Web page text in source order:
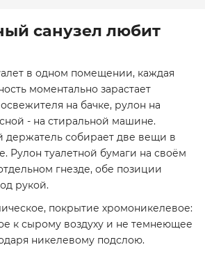
санузел любит
в одном помещении, каждая
моментально зарастает
на бачке, рулон на
- на стиральной машине.
собирает две вещи в
Рулон туалетной бумаги на своём
гнезде, обе позиции
рукой.
покрытие хромоникелевое:
к сырому воздуху и не темнеющее
никелевому подслою.